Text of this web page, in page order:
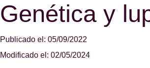
Genética y
Publicado el: 05/09/2022
Modificado el: 02/05/2024